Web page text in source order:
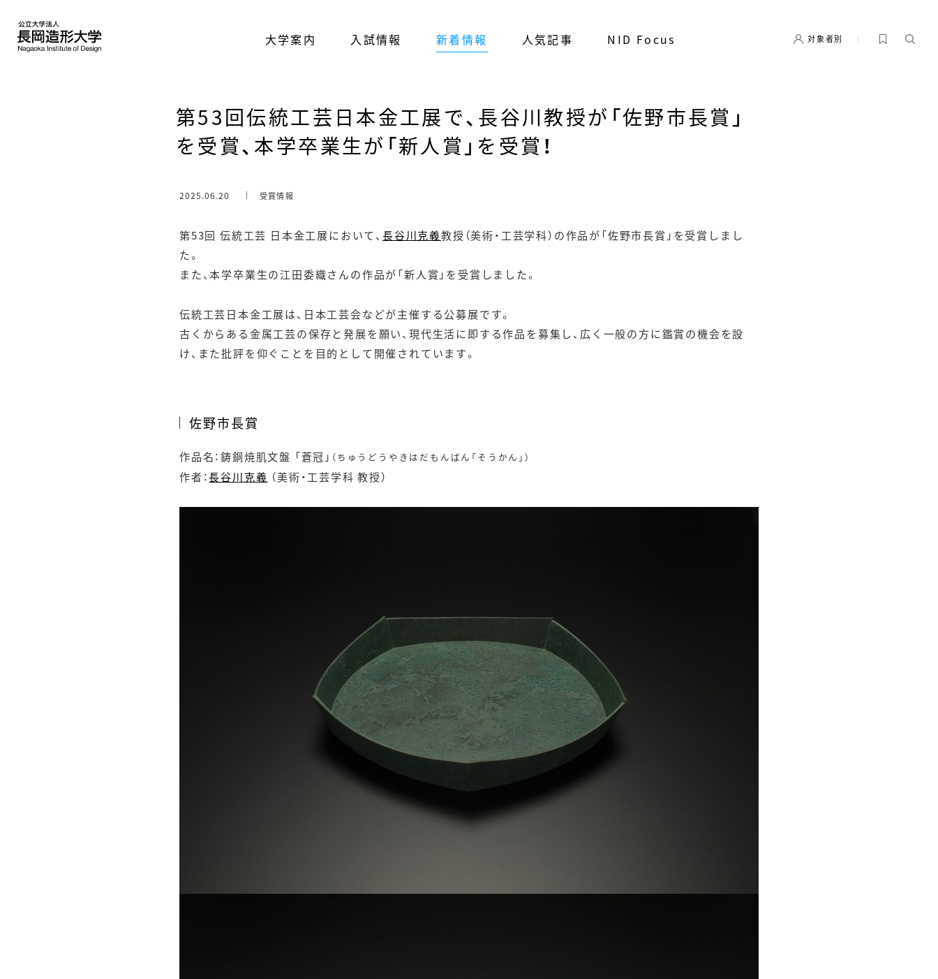
大学案内 入試情報 新着情報 人気記事 NID Focus 対象者別
第53回伝統工芸日本金工展で、長谷川教授が「佐野市長賞」
を受賞、本学卒業生が「新人賞」を受賞！
2025.06.20 受賞情報
第53回 伝統工芸 日本金工展において、 長谷川克義教授（美術・工芸学科）の作品が「佐野市長賞」を受賞しまし
た。
また、本学卒業生の江田委織さんの作品が「新人賞」を受賞しました。
伝統工芸日本金工展は、日本工芸会などが主催する公募展です。
古くからある金属工芸の保存と発展を願い、現代生活に即する作品を募集し、広く一般の方に鑑賞の機会を設
け、また批評を仰ぐことを目的として開催されています。
佐野市長賞
作品名：鋳銅焼肌文盤 「蒼冠」 （ちゅうどうやきはだもんばん「そうかん」）
作者：長谷川克義 （美術・工芸学科 教授）